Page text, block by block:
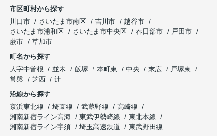
市区町村から探す
川口市
さいたま市南区 吉川市
越谷市
さいたま市浦和区
さいたま市中央区 春日部市
戸田市
蕨市
草加市
町名から探す
大字中曽根
並木 飯塚 本町東 中央 末広
戸塚東
常盤
芝西
辻
沿線から探す
京浜東北線
埼京線 武蔵野線
高崎線
湘南新宿ライン高海
東武伊勢崎線
東北本線
湘南新宿ライン宇須
埼玉高速鉄道
東武野田線